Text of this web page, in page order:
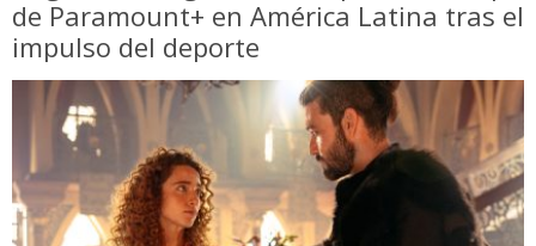
de Paramount+ en América Latina tras el
impulso del deporte